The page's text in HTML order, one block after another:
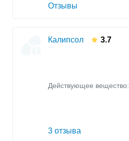
Отзывы
Калипсол 3.7
Действующее вещество:
3 отзыва